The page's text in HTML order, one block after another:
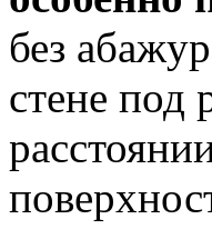
без
стене под